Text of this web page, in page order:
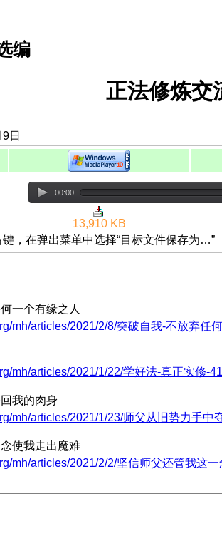
编
正法修炼交
日
00:00
13,910 KB
，在弹出菜单中选择“目标文件保存为…”
一个有缘之人
mh/articles/2021/2/8/突破自我-不放弃任
mh/articles/2021/1/22/学好法-真正实修-
我的肉身
mh/articles/2021/1/23/师父从旧势力手中
使我走出魔难
mh/articles/2021/2/2/坚信师父还管我这